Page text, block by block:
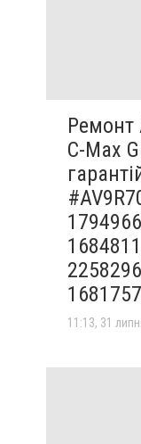
Ремонт
C-Max
11:13, 31